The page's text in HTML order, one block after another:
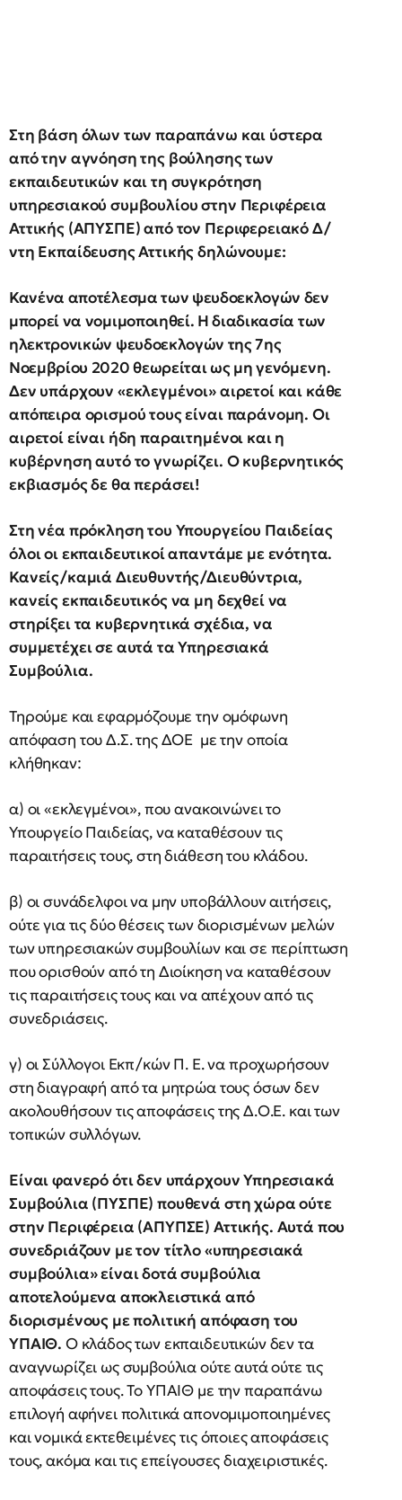
Στη βάση όλων των παραπάνω και ύστερα
απότην αγνόηση της βούλησης των
εκπαιδευτικών και τη συγκρότηση
υπηρεσιακού συμβουλίου στην Περιφέρεια
Αττικής (ΑΠΥΣΠΕ) από τον Περιφερειακό Δ/
ντη Εκπαίδευσης Αττικής δηλώνουμε:
Κανένα αποτέλεσμα των ψευδοεκλογών δεν
μπορεί να νομιμοποιηθεί. Η διαδικασία των
ηλεκτρονικών ψευδοεκλογών της 7ης
Νοεμβρίου 2020 θεωρείται ως μη γενόμενη.
Δεν υπάρχουν «εκλεγμένοι» αιρετοί και κάθε
απόπειρα ορισμού τους είναι παράνομη. Οι
αιρετοί είναι ήδη παραιτημένοι και η
κυβέρνηση αυτό το γνωρίζει. Ο κυβερνητικός
εκβιασμός δε θα περάσει!
Στη νέα πρόκληση του Υπουργείου Παιδείας
όλοι οι εκπαιδευτικοί απαντάμε με ενότητα.
Κανείς/καμιά Διευθυντής/Διευθύντρια,
κανείς εκπαιδευτικός να μη δεχθεί να
στηρίξει τα κυβερνητικά σχέδια, να
συμμετέχει σε αυτά τα Υπηρεσιακά
Συμβούλια.
Τηρούμε και εφαρμόζουμε την ομόφωνη
απόφαση του Δ.Σ. της ΔΟΕ με την οποία
κλήθηκαν:
α) οι «εκλεγμένοι», που ανακοινώνει το
Υπουργείο Παιδείας, να καταθέσουν τις
παραιτήσεις τους, στη διάθεση του κλάδου.
β) οι συνάδελφοι να μην υποβάλλουν αιτήσεις,
ούτε για τις δύο θέσεις των διορισμένων μελών
των υπηρεσιακών συμβουλίων και σε περίπτωση
που ορισθούν από τη Διοίκηση να καταθέσουν
τις παραιτήσεις τους και να απέχουν από τις
συνεδριάσεις.
γ) οι Σύλλογοι Εκπ/κών Π. Ε. να προχωρήσουν
στη διαγραφή από τα μητρώα τους όσων δεν
ακολουθήσουν τις αποφάσεις της Δ.Ο.Ε. και των
τοπικών συλλόγων.
Είναι φανερό ότι δεν υπάρχουν Υπηρεσιακά
Συμβούλια (ΠΥΣΠΕ) πουθενά στη χώρα ούτε
στην Περιφέρεια (ΑΠΥΠΣΕ) Αττικής. Αυτά που
συνεδριάζουν με τον τίτλο «υπηρεσιακά
συμβούλια» είναι δοτά συμβούλια
αποτελούμενα αποκλειστικά από
διορισμένους με πολιτική απόφαση του
ΥΠΑΙΘ. Ο κλάδος των εκπαιδευτικών δεν τα
αναγνωρίζει ως συμβούλια ούτε αυτά ούτε τις
αποφάσεις τους. Το ΥΠΑΙΘ με την παραπάνω
επιλογή αφήνει πολιτικά απονομιμοποιημένες
και νομικά εκτεθειμένες τις όποιες αποφάσεις
τους, ακόμα και τις επείγουσες διαχειριστικές.